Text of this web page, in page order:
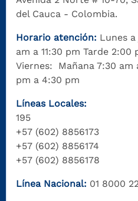
del Cauca - Colombia.
Horario atención: Lunes
am a 11:30 pm Tarde 2:00
Viernes: Mañana 7:30 am
pm a 4:30 pm
Líneas Locales:
195
+57 (602) 8856173
+57 (602) 8856174
+57 (602) 8856178
Línea Nacional: 01 8000